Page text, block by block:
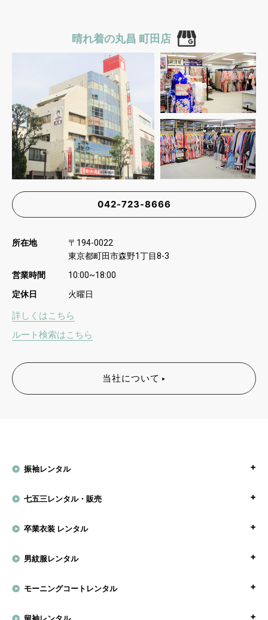
晴れ着の丸昌 町田店
042-723-8666
所在地 〒 194-0022
東京都町田市森野1丁目8-3
営業時間 10:00~18:00
定休日 火曜日
詳しくはこちら
ルート検索はこちら
当社について
振袖レンタル
七五三レンタル・販売
卒業衣装 レンタル
男紋服レンタル
モーニングコートレンタル